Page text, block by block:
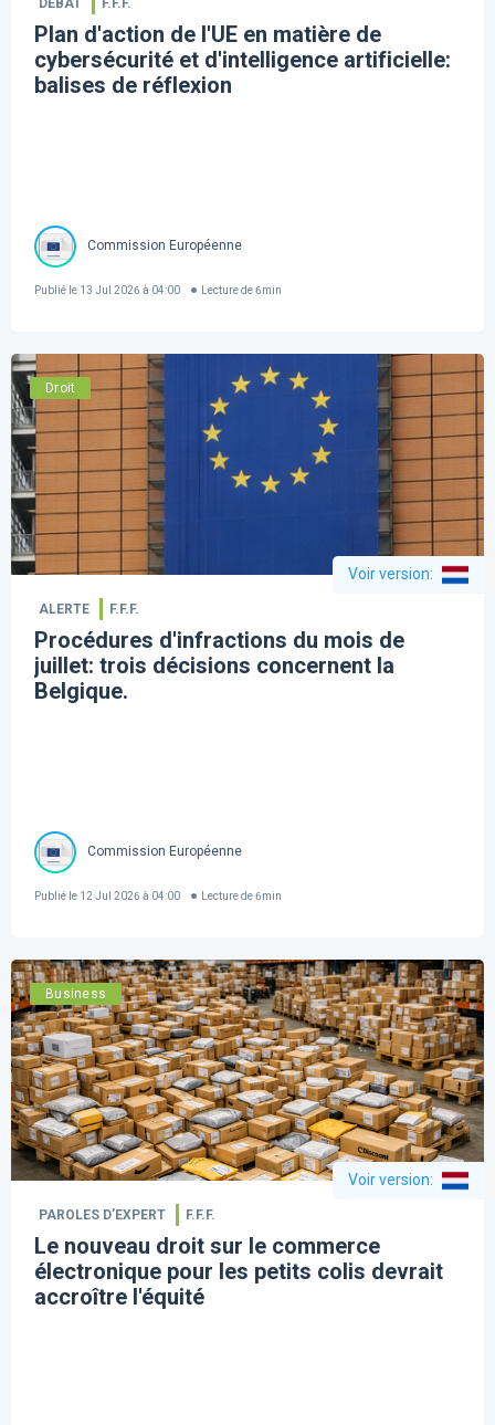
DÉBAT F.F.F.
Plan d'action de l'UE en matière de
cybersécurité et d'intelligence artificielle:
balises de réflexion
Commission Européenne
Publié le 13 Jul 2026 à 04:00 Lecture de 6min
Droit
Voir version:
ALERTE F.F.F.
Procédures d'infractions du mois de
juillet: trois décisions concernent la
Belgique.
Commission Européenne
Publié le 12 Jul 2026 à 04:00 Lecture de 6min
Business
Voir version:
PAROLES D’EXPERT F.F.F.
Le nouveau droit sur le commerce
électronique pour les petits colis devrait
accroître l'équité